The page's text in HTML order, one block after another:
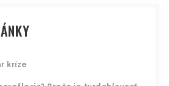
kríze